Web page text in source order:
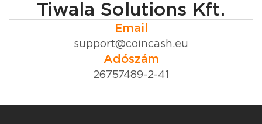
Tiwala Solutions Kft.
Email
support@coincash.eu
Adószám
26757489-2-41